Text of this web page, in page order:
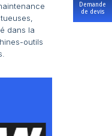
Demande
de devis
dans la
outils